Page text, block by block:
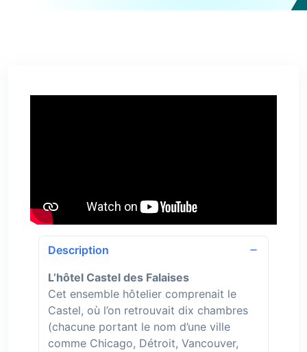
Description
L’hôtel Castel des Falaises
Cet ensemble hôtelier comprenait le
Castel, où l’on retrouvait dix chambres
(chacune portant le nom d’une ville
comme Chicago, Détroit, Vancouver,